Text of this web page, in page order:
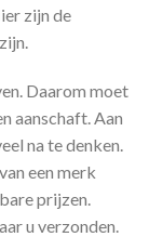
zijn de
Daarom moet
aanschaft. Aan
na te denken.
een merk
prijzen.
u verzonden.